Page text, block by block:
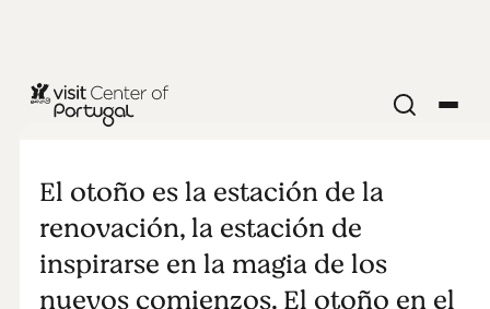
CIUDADES Y PUEBLOS
Vacaciones
de otoño en
El otoño es la estación de la
renovación, la estación de
inspirarse en la magia de los
nuevos comienzos. El otoño en el